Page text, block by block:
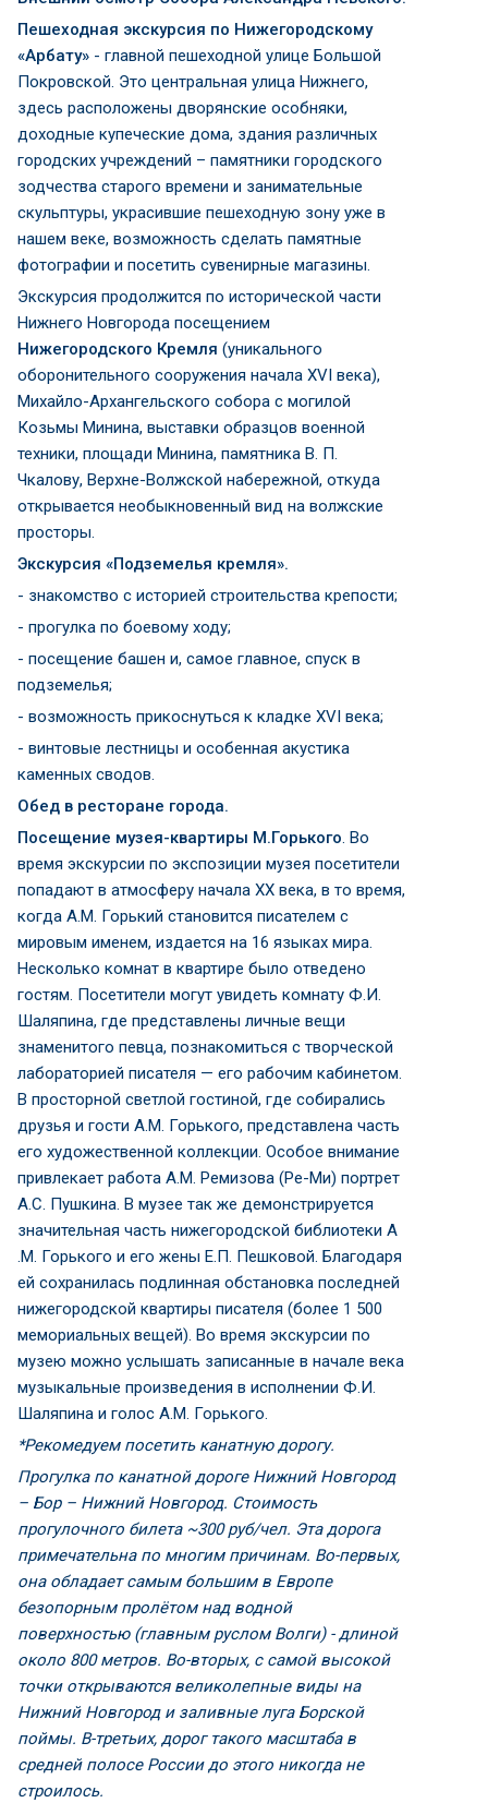
Пешеходная экскурсия по Нижегородскому
«Арбату» - главной пешеходной улице Большой
Покровской. Это центральная улица Нижнего,
здесь расположены дворянские особняки,
доходные купеческие дома, здания различных
городских учреждений – памятники городского
зодчества старого времени и занимательные
скульптуры, украсившие пешеходную зону уже в
нашем веке, возможность сделать памятные
фотографии и посетить сувенирные магазины.
Экскурсия продолжится по исторической части
Нижнего Новгорода посещением
Нижегородского Кремля (уникального
оборонительного сооружения начала XVI века),
Михайло-Архангельского собора с могилой
Козьмы Минина, выставки образцов военной
техники, площади Минина, памятника В. П.
Чкалову, Верхне-Волжской набережной, откуда
открывается необыкновенный вид на волжские
просторы.
Экскурсия «Подземелья кремля».
- знакомство с историей строительства крепости;
- прогулка по боевому ходу;
- посещение башен и, самое главное, спуск в
подземелья;
- возможность прикоснуться к кладке XVI века;
- винтовые лестницы и особенная акустика
каменных сводов.
Обед в ресторане города.
Посещение музея-квартиры М.Горького. Во
время экскурсии по экспозиции музея посетители
попадают в атмосферу начала ХХ века, в то время,
когда А.М. Горький становится писателем с
мировым именем, издается на 16 языках мира.
Несколько комнат в квартире было отведено
гостям. Посетители могут увидеть комнату Ф.И.
Шаляпина, где представлены личные вещи
знаменитого певца, познакомиться с творческой
лабораторией писателя — его рабочим кабинетом.
В просторной светлой гостиной, где собирались
друзья и гости А.М. Горького, представлена часть
его художественной коллекции. Особое внимание
привлекает работа А.М. Ремизова (Ре-Ми) портрет
А.С. Пушкина. В музее так же демонстрируется
значительная часть нижегородской библиотеки А
.М. Горького и его жены Е.П. Пешковой. Благодаря
ей сохранилась подлинная обстановка последней
нижегородской квартиры писателя (более 1 500
мемориальных вещей). Во время экскурсии по
музею можно услышать записанные в начале века
музыкальные произведения в исполнении Ф.И.
Шаляпина и голос А.М. Горького.
*Рекомедуем посетить канатную дорогу.
Прогулка по канатной дороге Нижний Новгород
– Бор – Нижний Новгород. Стоимость
прогулочного билета ~300 руб/чел. Эта дорога
примечательна по многим причинам. Во-первых,
она обладает самым большим в Европе
безопорным пролётом над водной
поверхностью (главным руслом Волги) - длиной
около 800 метров. Во-вторых, с самой высокой
точки открываются великолепные виды на
Нижний Новгород и заливные луга Борской
поймы. В-третьих, дорог такого масштаба в
средней полосе России до этого никогда не
строилось.